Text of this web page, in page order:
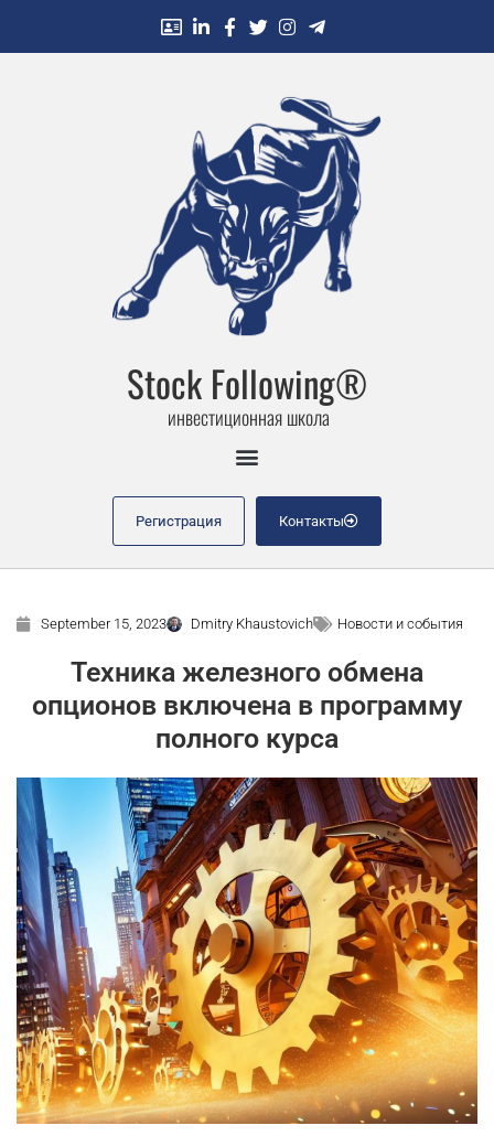
Stock Following®
инвестиционная школа
Регистрация Контакты
September 15, 2023 Dmitry Khaustovich Новости и события
Техника железного обмена
опционов включена в программу
полного курса